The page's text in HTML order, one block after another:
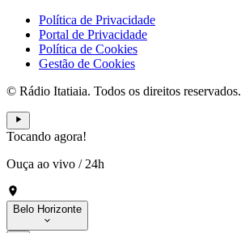
Política de Privacidade
Portal de Privacidade
Política de Cookies
Gestão de Cookies
© Rádio Itatiaia. Todos os direitos reservados.
Tocando agora!
Ouça ao vivo / 24h
Belo Horizonte